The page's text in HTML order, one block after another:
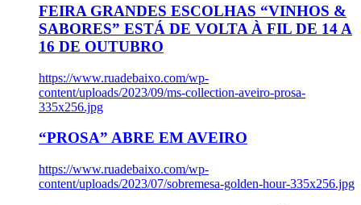
FEIRA GRANDES ESCOLHAS “VINHOS &
SABORES” ESTÁ DE VOLTA À FIL DE 14 A
16 DE OUTUBRO
https://www.ruadebaixo.com/wp-
content/uploads/2023/09/ms-collection-aveiro-prosa-
335x256.jpg
“PROSA” ABRE EM AVEIRO
https://www.ruadebaixo.com/wp-
content/uploads/2023/07/sobremesa-golden-hour-335x256.jpg